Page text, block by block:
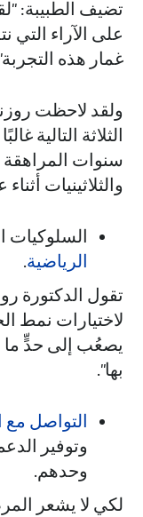
تضيف الطبيبة:
على الآراء التي
غمار هذه
ولقد لاحظت
الثلاثة التالية
سنوات
والثلاثينيات
السلوكيات
الرياضية.
تقول الدكتورة
لاختيارات نمط
يصعُب إلى حدٍّ ما
بها".
التواصل مع
وتوفير
وحدهم.
لكي لا يشعر